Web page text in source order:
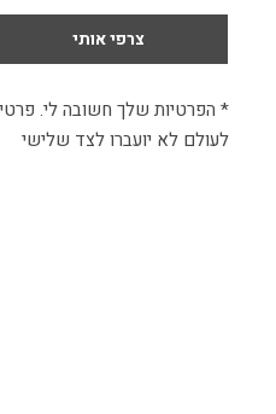
* הפרטיות שלך חשובה לי.
לעולם לא יועברו לצד שלישי